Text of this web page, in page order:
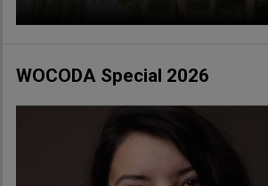
WOCODA Special 2026